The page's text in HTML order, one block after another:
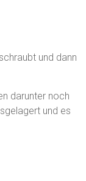
und dann
darunter noch
und es